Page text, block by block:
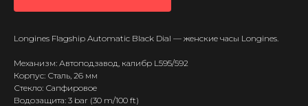
Longines Flagship Automatic Black Dial — женские часы Longines.
Механизм: Автоподзавод, калибр L595/592
Корпус: Сталь, 26 мм
Стекло: Сапфировое
Водозащита: 3 bar (30 m/100 ft)